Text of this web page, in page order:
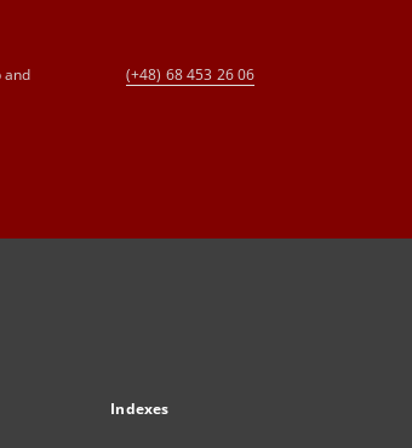
and
(+48) 68 453 26 06
Indexes